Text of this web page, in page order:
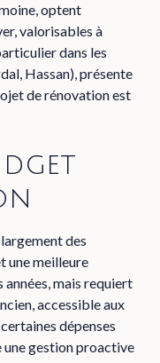
optent
valorisables à
dans les
Hassan), présente
de rénovation est
des
une meilleure
mais requiert
accessible aux
dépenses
une gestion proactive